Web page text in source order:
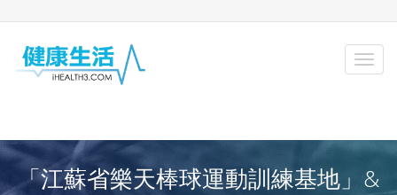
「江蘇省樂天棒球運動訓練基地」&